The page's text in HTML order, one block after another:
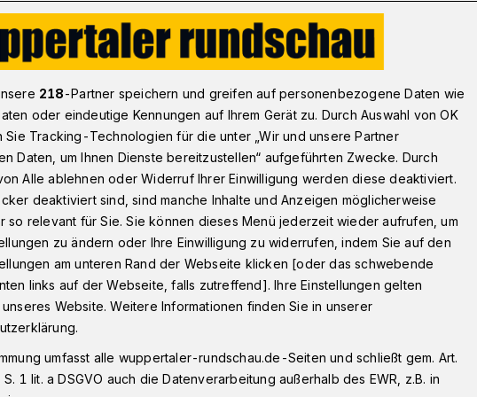
ist nur: Der WSV spielt weiter im Stadion am Zoo
WSV spielt
am Zoo
des Wuppertaler SV von der Fußball-
noch zahlreiche Fragen offen, einige
218-Partner speichern und greifen auf personenbezogene Daten wie
oder eindeutige Kennungen auf Ihrem Gerät zu. Durch Auswahl von OK
Sie Tracking-Technologien für die unter „Wir und unsere Partner
Daten, um Ihnen Dienste bereitzustellen“ aufgeführten Zwecke. Durch
Alle ablehnen oder Widerruf Ihrer Einwilligung werden diese deaktiviert.
deaktiviert sind, sind manche Inhalte und Anzeigen möglicherweise
so relevant für Sie. Sie können dieses Menü jederzeit wieder aufrufen, um
zu ändern oder Ihre Einwilligung zu widerrufen, indem Sie auf den
am unteren Rand der Webseite klicken [oder das schwebende
links auf der Webseite, falls zutreffend]. Ihre Einstellungen gelten
Website. Weitere Informationen finden Sie in unserer
umfasst alle wuppertaler-rundschau.de-Seiten und schließt gem. Art.
1 lit. a DSGVO auch die Datenverarbeitung außerhalb des EWR, z.B. in